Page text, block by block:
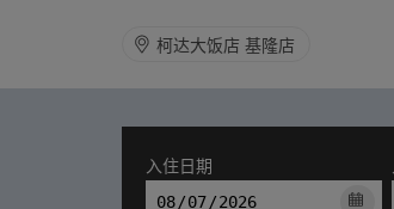
柯达大饭店 基隆店
入住日期